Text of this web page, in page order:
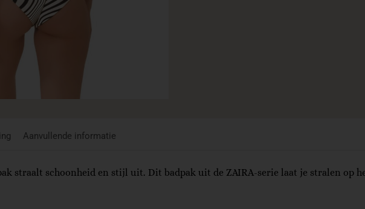
Aanvullende informatie
straalt schoonheid en stijl uit. Dit badpak uit de ZAIRA-serie laat je stralen op